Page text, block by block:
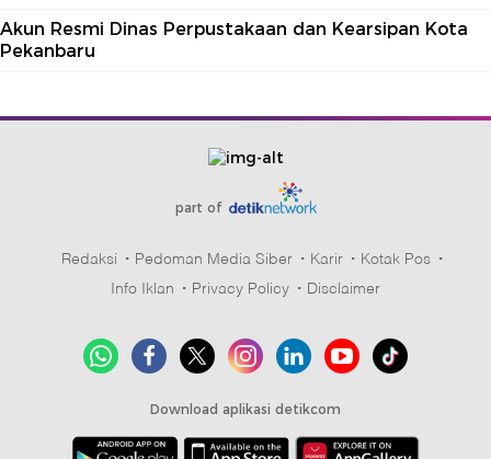
Akun Resmi Dinas Perpustakaan dan Kearsipan Kota
Pekanbaru
part of
Redaksi Pedoman Media Siber Karir
Kotak Pos
Info Iklan
Privacy Policy Disclaimer
Download aplikasi detikcom